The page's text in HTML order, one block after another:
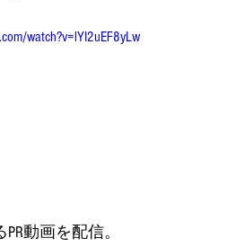
watch?v=lYI2uEF8yLw
動画を配信。